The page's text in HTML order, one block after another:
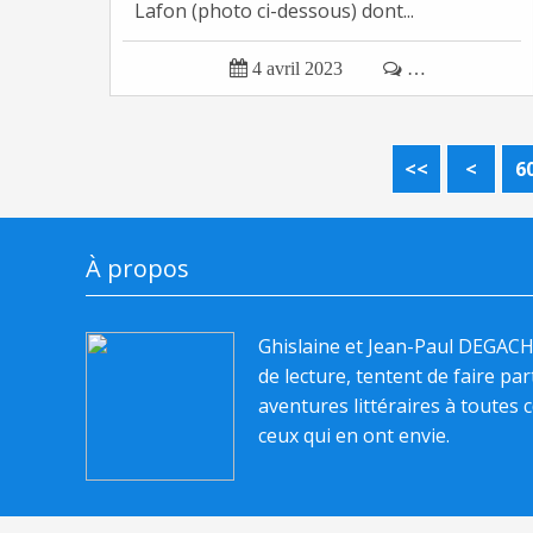
Lafon (photo ci-dessous) dont...
 4 avril 2023  …
<< <
À propos
Ghislaine et Jean-Paul
de lecture, tentent de faire
aventures littéraires à toutes
ceux qui en ont envie.